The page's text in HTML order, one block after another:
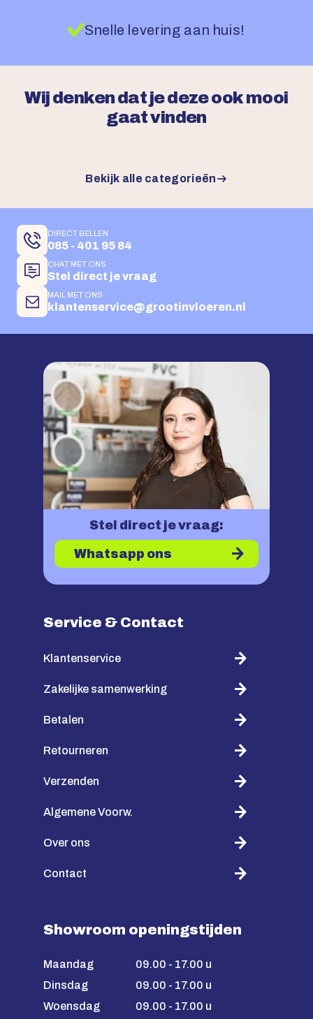
Snelle levering aan huis!
Wij denken dat je deze ook mooi
gaat vinden
Bekijk alle categorieën
DIRECT BELLEN
085 - 401 95 84
CHAT MET ONS
Stel direct je vraag
MAIL MET ONS
klantenservice@grootinvloeren.nl
Stel direct je vraag:
Whatsapp ons
Service & Contact
Klantenservice
Zakelijke samenwerking
Betalen
Retourneren
Verzenden
Algemene Voorw.
Over ons
Contact
Showroom openingstijden
Maandag
09.00 - 17.00 u
Dinsdag
09.00 - 17.00 u
Woensdag
09.00 - 17.00 u